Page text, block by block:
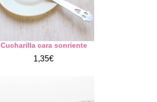
Cucharilla cara sonriente
1,35€